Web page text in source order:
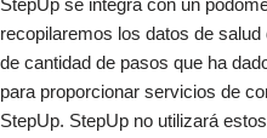
StepUp se integra con un
recopilaremos los datos de
de cantidad de pasos que ha
para proporcionar servicios de
StepUp. StepUp no utilizará